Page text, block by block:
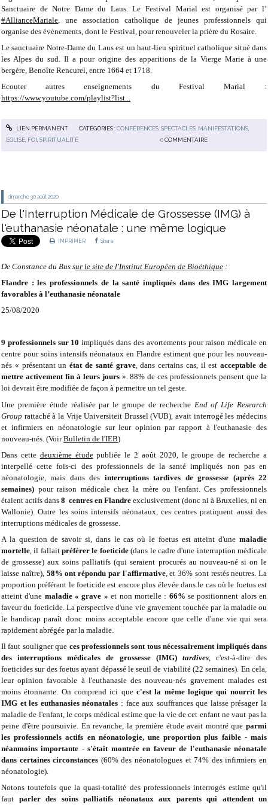
Sanctuaire de Notre Dame du Laus. Le Festival Marial est organisé par l’
#AllianceMariale , une association catholique de jeunes professionnels qui
organise des évènements, dont le Festival, pour renouveler la prière du Rosaire.
Le sanctuaire Notre-Dame du Laus est un haut-lieu spirituel catholique situé dans
les Alpes du sud. Il a pour origine des apparitions de la Vierge Marie à une
bergère, Benoîte Rencurel, entre 1664 et 1718.
Ecouter autres enseignements du Festival Marial :
https://www.youtube.com/playlist?list...
LIEN PERMANENT CATÉGORIES :CONFÉRENCES, SPECTACLES, MANIFESTATIONS,
EGLISE FOI ,SPIRITUALITÉ 0 COMMENTAIRE
dimanche 30 août 2020
De l'Interruption Médicale de Grossesse (IMG) à
l'euthanasie néonatale : une même logique
IMPRIMER Share
De Constance du Bus sur le site de l'Institut Européen de Bioéthique :
Flandre : les professionnels de la santé impliqués dans des IMG largement
favorables à l’euthanasie néonatale
25/08/2020
9 professionnels sur 10impliqués dans des avortements pour raison médicale en
centre pour soins intensifs néonataux en Flandre estiment que pour les nouveau-
nés « présentant unétat de santé grave, dans certains cas, il estacceptable de
mettre activement fin à leurs jours». 88% de ces professionnels pensent que la
loi devrait être modifiée de façon à permettre un tel geste.
Une première étude réalisée par le groupe de recherche End of Life Research
Group rattaché à la Vrije Universiteit Brussel (VUB), avait interrogé les médecins
et infirmiers en néonatologie sur leur opinion par rapport à l'euthanasie des
nouveau-nés. (VoirBulletin de l'IEB)
Dans cette deuxième étudepubliée le 2 août 2020, le groupe de recherche a
interpellé cette fois-ci des professionnels de la santé impliqués non pas en
néonatologie, mais dans des interruptions tardives de grossesse (après 22
semaines) pour raison médicale chez la mère ou l'enfant. Ces professionnels
étaient actifs dans 8 centres en Flandre exclusivement (donc ni à Bruxelles, ni en
Wallonie). Outre les soins intensifs néonataux, ces centres pratiquent aussi des
interruptions médicales de grossesse.
A la question de savoir si, dans le cas où le foetus est atteint d'une maladie
mortelle , il fallaitpréférer le foeticide(dans le cadre d'une interruption médicale
de grossesse) aux soins palliatifs (qui seraient procurés au nouveau-né si on le
laisse naître), 58% ont répondu par l'affirmative, et 36% sont restés neutres. La
proportion préférant le foeticide est encore plus élevée dans le cas où le foetus est
atteint d'une maladie « grave »et non mortelle : 66% se positionnent alors en
faveur du foeticide. La perspective d'une vie gravement touchée par la maladie ou
le handicap paraît donc moins acceptable encore que celle d'une vie qui sera
rapidement abrégée par la maladie.
Il faut souligner que ces professionnels sont tous nécessairement impliqués dans
des interruptions médicales de grossesse (IMG) tardives, c'est-à-dire des
foeticides sur des foetus ayant dépassé le seuil de viabilité (22 semaines). En cela,
leur opinion favorable à l'euthanasie des nouveau-nés gravement malades est
moins étonnante. On comprend ici que c'est la même logique qui nourrit les
IMG et les euthanasies néonatales : face aux souffrances que laisse présager la
maladie de l'enfant, le corps médical estime que la vie de cet enfant ne vaut pas la
peine d'être poursuivie. En revanche, la première étude avait montré que parmi
les professionnels actifs en néonatologie, une proportion plus faible - mais
néanmoins importante - s'était montrée en faveur de l'euthanasie néonatale
dans certaines circonstances (60% des néonatologues et 74% des infirmiers en
néonatologie).
Notons toutefois que la quasi-totalité des professionnels interrogés estime qu'il
faut parler des soins palliatifs néonataux aux parents qui attendent un